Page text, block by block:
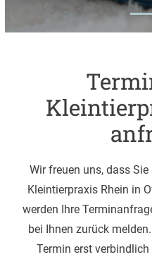
Wir freuen uns, dass
Kleintierpraxis Rhein in
werden Ihre
bei Ihnen zurück
Termin erst